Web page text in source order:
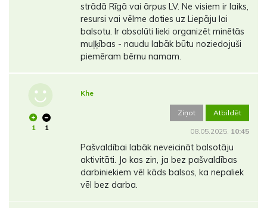
strādā Rīgā vai ārpus LV. Ne visiem ir laiks,
resursi vai vēlme doties uz Liepāju lai
balsotu. Ir absolūti lieki organizēt minētās
muļķības - naudu labāk būtu noziedojuši
piemēram bērnu namam.
1 1
Khe
Ziņot Atbildēt
08.05.2025. 10:45
Pašvaldībai labāk neveicināt balsotāju
aktivitāti. Jo kas zin, ja bez pašvaldības
darbiniekiem vēl kāds balsos, ka nepaliek
vēl bez darba.